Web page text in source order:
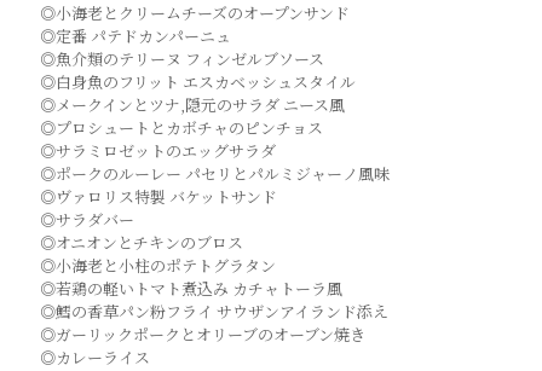
◎小海老とクリームチーズのオープンサンド
◎定番 パテドカンパーニュ
◎魚介類のテリーヌ フィンゼルブソース
◎白身魚のフリット エスカベッシュスタイル
◎メークインとツナ,隠元のサラダ ニース風
◎プロシュートとカボチャのピンチョス
◎サラミロゼットのエッグサラダ
◎ポークのルーレー パセリとパルミジャーノ風味
◎ヴァロリス特製 バケットサンド
◎サラダバー
◎オニオンとチキンのブロス
◎小海老と小柱のポテトグラタン
◎若鶏の軽いトマト煮込み カチャトーラ風
◎鱈の香草パン粉フライ サウザンアイランド添え
◎ガーリックポークとオリーブのオーブン焼き
◎カレーライス